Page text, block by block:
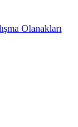
Olanakları